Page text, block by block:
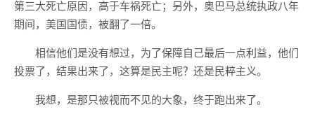
第三大死亡原因，高于车祸死亡；另外，奥巴马总统执政八年
期间，美国国债，被翻了一倍。
相信他们是没有想过，为了保障自己最后一点利益，他们
投票了，结果出来了，这算是民主呢？还是民粹主义。
我想，是那只被视而不见的大象，终于跑出来了。